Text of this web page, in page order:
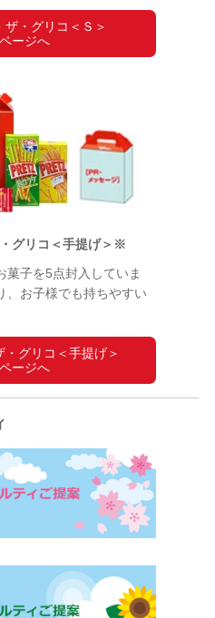
ザ・グリコ＜Ｓ＞
ージへ
グリコ＜手提げ＞※
菓子を5点封入していま
、お子様でも持ちやすい
・グリコ＜手提げ＞
ージへ